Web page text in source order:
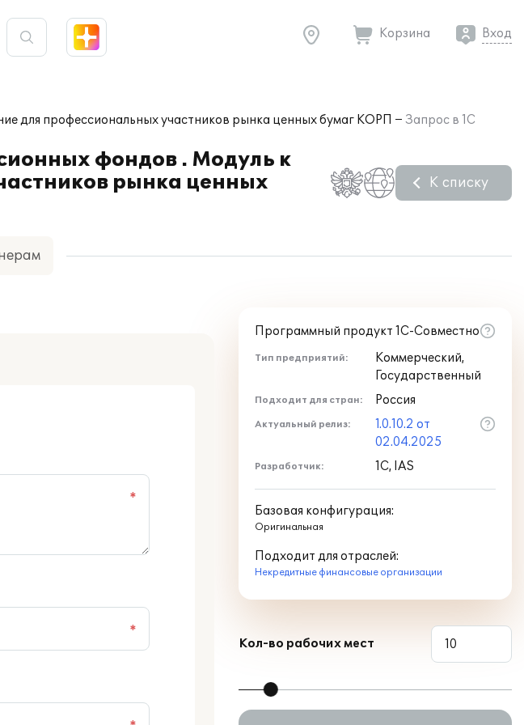
Корзина Вход
для профессиональных участников рынка ценных бумаг КОРП
Запрос в 1С
фондов . Модуль к
рынка ценных
К списку
*
*
Программный продукт 1С-Совместно
Тип предприятий:
Коммерческий,
Государственный
Подходит для стран: Россия
Актуальный релиз:
1.0.10.2 от
02.04.2025
Разработчик: 1С, IAS
Базовая конфигурация:
Оригинальная
Подходит для отраслей:
Некредитные финансовые организации
Кол-во рабочих мест